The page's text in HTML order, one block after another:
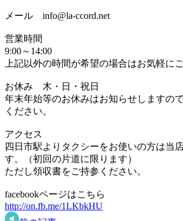
メール info@la-ccord.net
営業時間
9:00～14:00
上記以外の時間が希望の場合はお気軽に
お休み 木・日・祝日
年末年始等のお休みはお知らせしますの
ください。
アクセス
四日市駅よりタクシーをお使いの方は当
す。（初回の片道に限ります）
ただし領収書をご持参ください。
facebookページはこちら
http://on.fb.me/1LKbkHU